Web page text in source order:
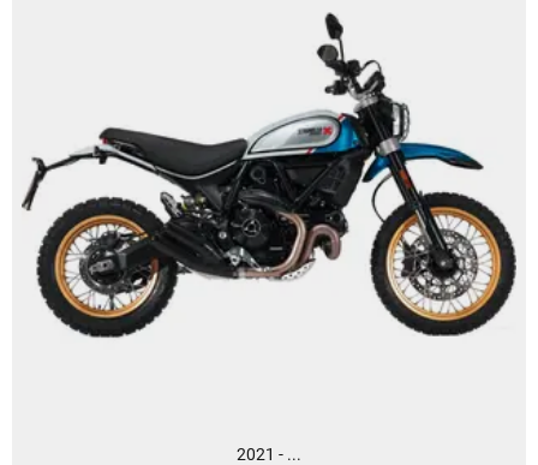
2021 - ...